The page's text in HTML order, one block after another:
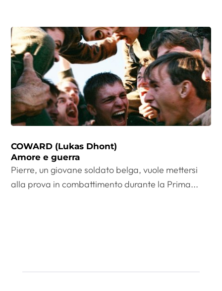
COWARD (Lukas Dhont)
Amore e guerra
Pierre, un giovane soldato belga, vuole mettersi
alla prova in combattimento durante la Prima...